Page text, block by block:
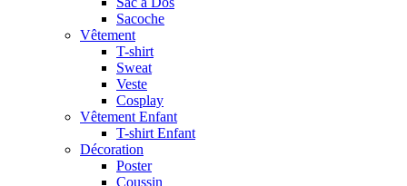
Sacoche
Vêtement
T-shirt
Sweat
Veste
Cosplay
Vêtement Enfant
T-shirt Enfant
Décoration
Poster
Coussin